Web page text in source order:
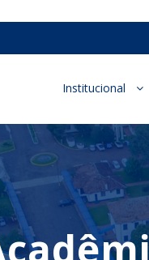
Institucional